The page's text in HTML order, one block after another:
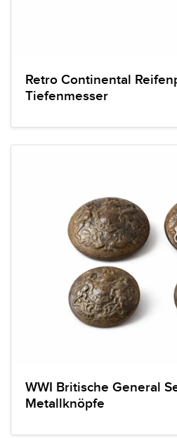
Retro Continental
Tiefenmesser
WWI Britische General
Metallknöpfe